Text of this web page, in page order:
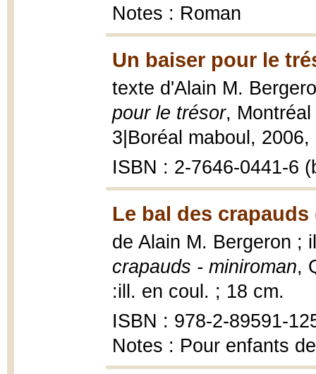
Notes : Roman
Un baiser pour le
texte d'Alain M.
pour le trésor,
3|Boréal maboul,
ISBN : 2-7646-0441-6
Le bal des crapauds
de Alain M. Bergeron ;
crapauds - miniroman,
:ill. en coul. ; 18 cm.
ISBN : 978-2-89591-
Notes : Pour enfants